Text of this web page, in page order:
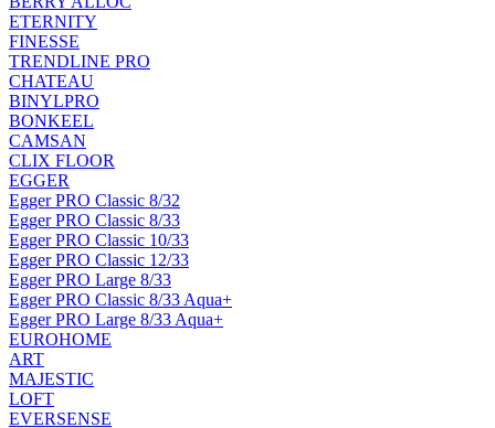
ETERNITY
FINESSE
TRENDLINE PRO
CHATEAU
BINYLPRO
BONKEEL
CAMSAN
CLIX FLOOR
EGGER
Egger PRO Classic 8/32
Egger PRO Classic 8/33
Egger PRO Classic 10/33
Egger PRO Classic 12/33
Egger PRO Large 8/33
Egger PRO Classic 8/33 Aqua+
Egger PRO Large 8/33 Aqua+
EUROHOME
ART
MAJESTIC
LOFT
EVERSENSE